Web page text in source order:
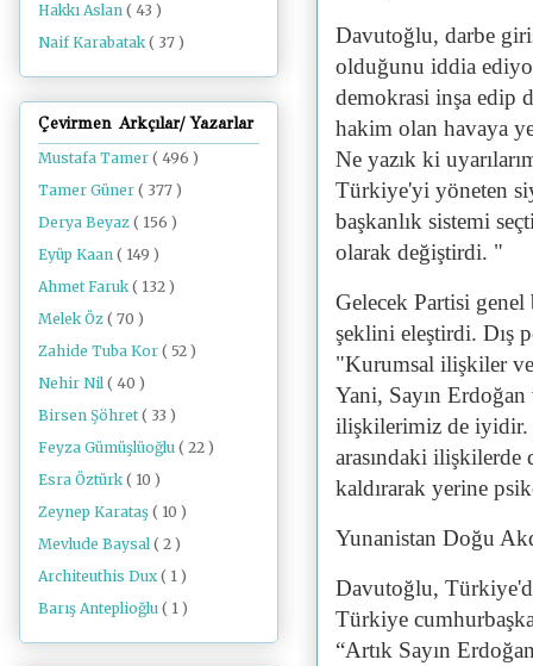
Davutoğlu, darbe
olduğunu iddia
demokrasi inşa edip
hakim olan havaya
Ne yazık ki
Türkiye'yi yöneten
başkanlık sistemi
olarak değiştirdi. "
Gelecek Partisi genel
şeklini eleştirdi. Dış
"Kurumsal ilişkiler
Yani, Sayın
ilişkilerimiz de iyidir.
arasındaki
kaldırarak yerine
Yunanistan Doğu
Davutoğlu,
Türkiye
“Artık Sayın
Hakkı Aslan ( 43 )
Naif Karabatak( 37 )
Çevirmen Arkçılar/ Yazarlar
Mustafa Tamer ( 496 )
Tamer Güner ( 377 )
Derya Beyaz ( 156 )
Eyüp Kaan ( 149 )
Ahmet Faruk ( 132 )
Melek Öz ( 70 )
Zahide Tuba Kor ( 52 )
Nehir Nil ( 40 )
Birsen Şöhret ( 33 )
Feyza Gümüşlüoğlu ( 22 )
Esra Öztürk ( 10 )
Zeynep Karataş ( 10 )
Mevlude Baysal ( 2 )
Architeuthis Dux ( 1 )
Barış Anteplioğlu ( 1 )